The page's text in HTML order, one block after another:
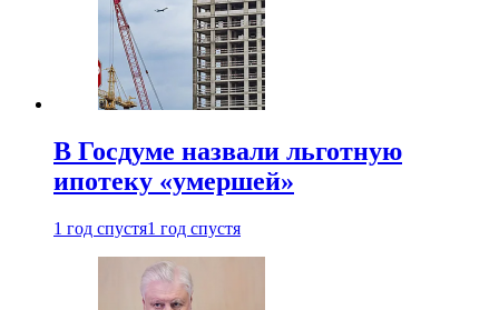
В Госдуме назвали льготную
ипотеку «умершей»
1 год спустя1 год спустя